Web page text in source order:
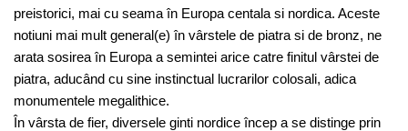
preistorici, mai cu seama în Europa centala si nordica. Aceste
notiuni mai mult general(e) în vârstele de piatra si de bronz, ne
arata sosirea în Europa a semintei arice catre finitul vârstei de
piatra, aducând cu sine instinctual lucrarilor colosali, adica
monumentele megalithice.
În vârsta de fier, diversele ginti nordice încep a se distinge prin